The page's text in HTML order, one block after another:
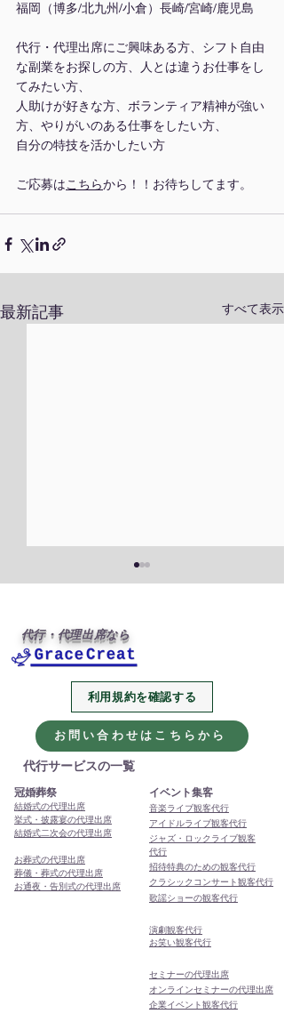
福岡（博多/北九州/小倉）長崎/宮崎/鹿児島
代行・代理出席にご興味ある方、シフト自由
な副業をお探しの方、人とは違うお仕事をし
てみたい方、
人助けが好きな方、ボランティア精神が強い
方、やりがいのある仕事をしたい方、
自分の特技を活かしたい方
ご応募はこちらから！！お待ちしてます。
最新記事 すべて表示
2026年、今年も代行・代
理出席サービスをよろし
くお願いします
代行・代理出席なら
利用規約を確認する
お問い合わせはこちらから
代行サービスの一覧
冠婚葬祭
結婚式の代理出席
挙式・披露宴の代理出席
結婚式二次会の代理出席
お葬式の代理出席
葬儀・葬式の代理出席
お通夜・告別式の代理出席
イベント集客
音楽ライブ観客代行
アイドルライブ観客代行
ジャズ・ロックライブ観客
代行
招待特典のための観客代行
クラシックコンサート観客代行
歌謡ショーの観客代行
演劇観客代行
お笑い観客代行
セミナーの代理出席
オンラインセミナーの代理出席
企業イベント観客代行